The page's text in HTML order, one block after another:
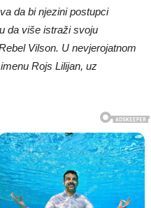
da bi njezini postupci
da više istraži svoju
Vilson. U nevjerojatnom
Rojs Lilijan, uz